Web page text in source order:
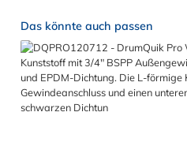
Produktgalerie überspringen
Das könnte auch passen